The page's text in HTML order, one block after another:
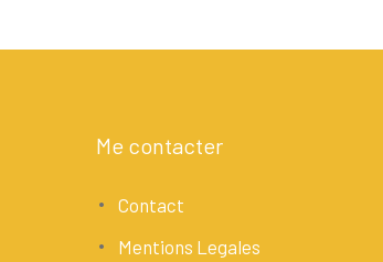
Me contacter
Contact
Mentions Legales